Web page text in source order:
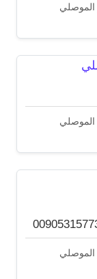
الموصلي
الموصلي
الموصلي